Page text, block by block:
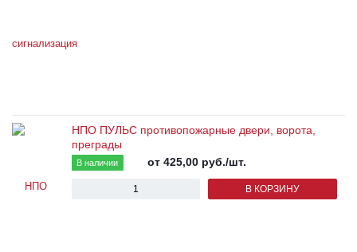
НПО ПУЛЬС противопожарные двери, ворота,
преграды
В наличии от 425,00 руб./шт.
В КОРЗИНУ